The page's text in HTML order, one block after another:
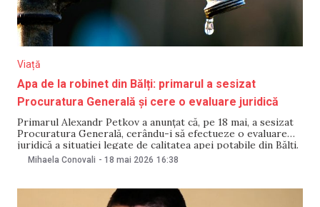
Viață
Apa de la robinet din Bălți: primarul a sesizat
Procuratura Generală și cere o evaluare juridică
Primarul Alexandr Petkov a anunțat că, pe 18 mai, a sesizat
Procuratura Generală, cerându-i să efectueze o evaluare
juridică a situației legate de calitatea apei potabile din Bălți.
Potrivit edilului, bălțenii au semnalat masiv mirosul urât al
Mihaela Conovali - 18 mai 2026 16:38